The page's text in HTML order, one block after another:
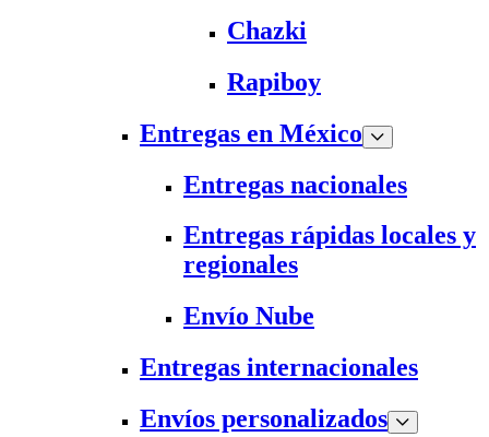
Chazki
Rapiboy
Entregas en México
Entregas nacionales
Entregas rápidas locales y
regionales
Envío Nube
Entregas internacionales
Envíos personalizados